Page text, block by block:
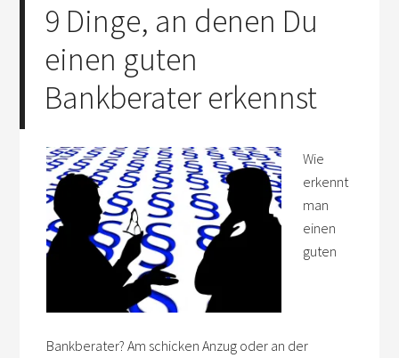
9 Dinge, an denen Du
einen guten
Bankberater erkennst
Wie
erkennt
man
einen
guten
Bankberater? Am schicken Anzug oder an der